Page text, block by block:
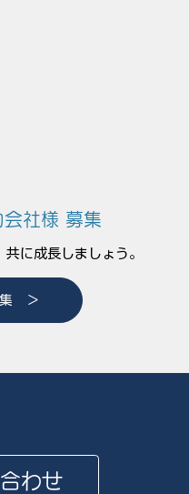
会社様 募集
に成長しましょう。
集 ＞
わせ